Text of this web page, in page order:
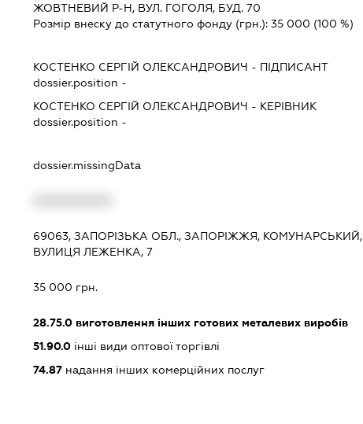
ЖОВТНЕВИЙ Р-Н, ВУЛ. ГОГОЛЯ, БУД. 70
Розмір внеску до статутного фонду (грн.):35 000 (100 %)
КОСТЕНКО СЕРГІЙ ОЛЕКСАНДРОВИЧ - ПІДПИСАНТ
dossier.position -
КОСТЕНКО СЕРГІЙ ОЛЕКСАНДРОВИЧ - КЕРІВНИК
dossier.position -
dossier.missingData
69063, ЗАПОРІЗЬКА ОБЛ., ЗАПОРІЖЖЯ, КОМУНАРСЬКИЙ,
ВУЛИЦЯ ЛЕЖЕНКА, 7
35 000 грн.
28.75.0 виготовлення інших готових металевих виробів
51.90.0 інші види оптової торгівлі
74.87 надання інших комерційних послуг